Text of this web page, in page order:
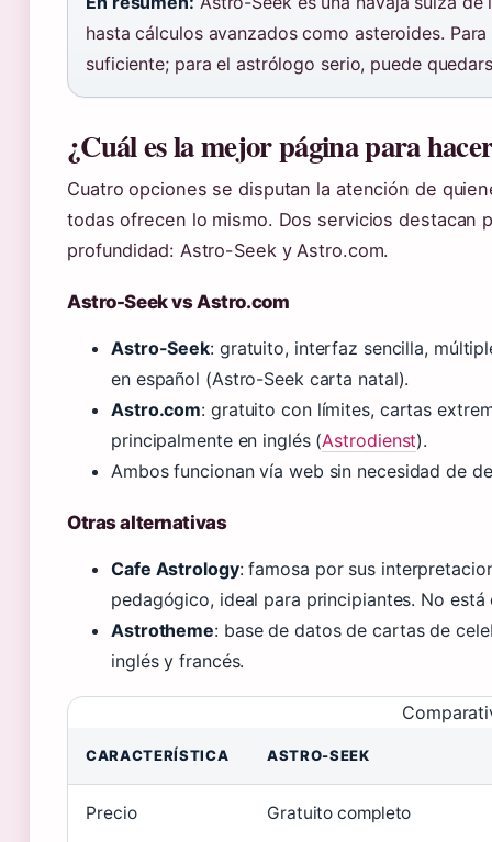
hasta cálculos avanzados como asteroides.
suficiente; para el astrólogo serio, puede
¿Cuál es la mejor página para
Cuatro opciones se disputan la atención de
todas ofrecen lo mismo. Dos servicios destacan
profundidad: Astro-Seek y Astro.com.
Astro-Seek vs Astro.com
Astro-Seek: gratuito, interfaz sencilla,
en español (Astro-Seek carta natal).
Astro.com: gratuito con límites, cartas
principalmente en inglés (Astrodienst).
Ambos funcionan vía web sin necesidad de
Otras alternativas
Cafe Astrology: famosa por sus
pedagógico, ideal para principiantes. No está
Astrotheme: base de datos de cartas de
inglés y francés.
CARACTERÍSTICA ASTRO-SEEK
Precio Gratuito completo